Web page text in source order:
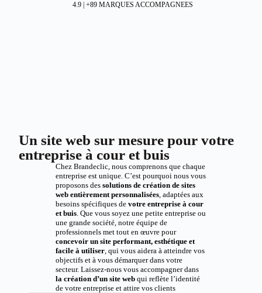
4.9 | +89 MARQUES ACCOMPAGNEES
Un site web sur mesure pour votre
entreprise à cour et buis
Chez Brandeclic, nous comprenons que chaque
entreprise est unique. C’est pourquoi nous vous
proposons des solutions de création de sites
web entièrement personnalisées, adaptées aux
besoins spécifiques de votre entreprise à cour
et buis. Que vous soyez une petite entreprise ou
une grande société, notre équipe de
professionnels met tout en œuvre pour
concevoir un site performant, esthétique et
facile à utiliser, qui vous aidera à atteindre vos
objectifs et à vous démarquer dans votre
secteur. Laissez-nous vous accompagner dans
la création d’un site webqui reflète l’identité
de votre entreprise et attire vos clients